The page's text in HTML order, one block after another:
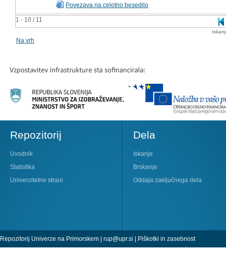
1 - 10 / 11
Povezava na celotno besedilo
Na vrh
Repozitorij
Uvodnik
Statistika
Univerzitetne strani
Dela
Iskanje
Brskanje
Oddaja zaključnega dela
Repozitorij Univerze na Primorskem | rup@upr.si | Piškotki in zasebnost